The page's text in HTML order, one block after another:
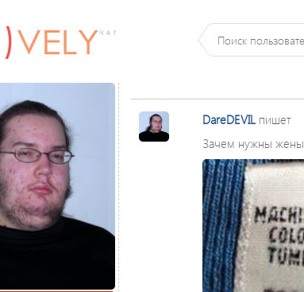
DareDEVIL пишет
Зачем нужны жены